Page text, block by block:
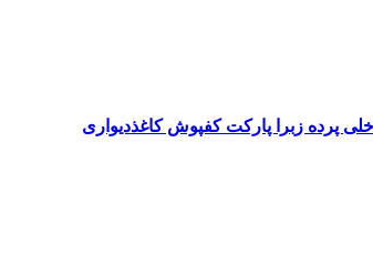
پرده زبرا پارکت کفپوش کاغذدیواری